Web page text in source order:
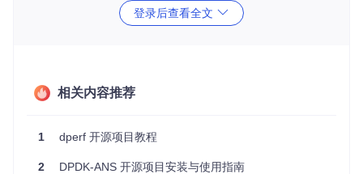
保证服务器响应速度，避免因流量激增导致的服务中断。
：快速分发大量内容，确保全球范围内的低延
大规模流媒体：在直播或点播服务中，提供无缓冲、高清的
用户体验。
高性能: 结合DPDK和ANS，dpdk-nginx 具有出色的QPS
低延迟: 直接在用户空间处理网络通信，减少了系统调用带
登录后查看全文
相关内容推荐
1 dperf 开源项目教程
2 DPDK-ANS 开源项目安装与使用指南